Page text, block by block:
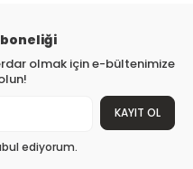
olmak için e-bültenimize
KAYIT OL
ediyorum.